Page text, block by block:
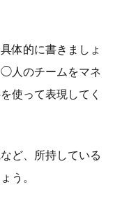
体的に書きましょ
人のチームをマネ
使って表現してく
ど、所持している
う。